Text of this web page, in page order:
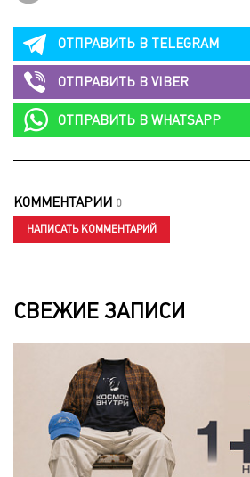
ОТПРАВИТЬ В TELEGRAM
ОТПРАВИТЬ В VIBER
ОТПРАВИТЬ В WHATSAPP
КОММЕНТАРИИ 0
НАПИСАТЬ КОММЕНТАРИЙ
СВЕЖИЕ ЗАПИСИ